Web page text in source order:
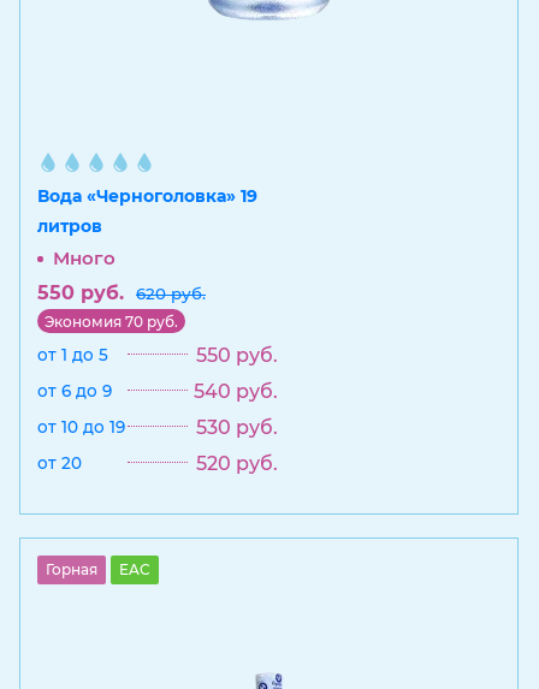
Вода «Черноголовка» 19
литров
Много
550 руб. 620руб.
Экономия 70 руб.
от 1 до 5 550 руб.
от 6 до 9 540 руб.
от 10 до 19 530 руб.
от 20 520 руб.
Горная EAC